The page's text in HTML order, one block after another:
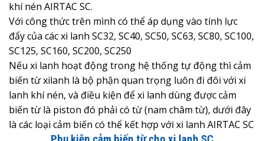
khí nén AIRTAC SC.
Với công thức trên mình có thể áp dụng vào tính lực
đẩy của các xi lanh SC32, SC40, SC50, SC63, SC80, SC100,
SC125, SC160, SC200, SC250
Nếu xi lanh hoạt động trong hệ thống tự động thì cảm
biến từ xilanh là bộ phận quan trọng luôn đi đôi với xi
lanh khí nén, và điều kiện để xi lanh dùng được cảm
biến từ là piston đó phải có từ (nam châm từ), dưới đây
là các loại cảm biến có thể kết hợp với xi lanh AIRTAC SC